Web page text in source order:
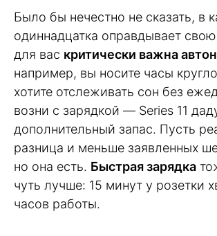
Было бы нечестно не сказать, в
одиннадцатка оправдывает
для вас критически важна
например, вы носите часы
хотите отслеживать сон без
возни с зарядкой — Series 11
дополнительный запас. Пусть
разница и меньше заявленных
но она есть. Быстрая зарядка
чуть лучше: 15 минут у розетки
часов работы.